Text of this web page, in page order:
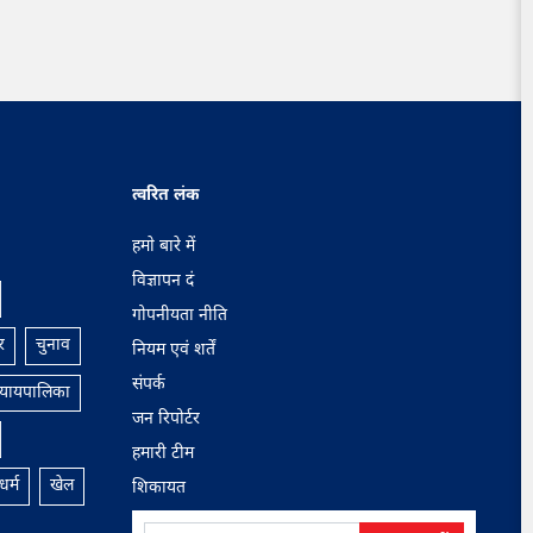
चुनाव
धर्म खेल
त्वरित लंक
हमाे बारे में
विज्ञापन दं
गोपनीयता नीति
नियम एवं शर्तें
संपर्क
जन रिपोर्टर
हमारी टीम
शिकायत